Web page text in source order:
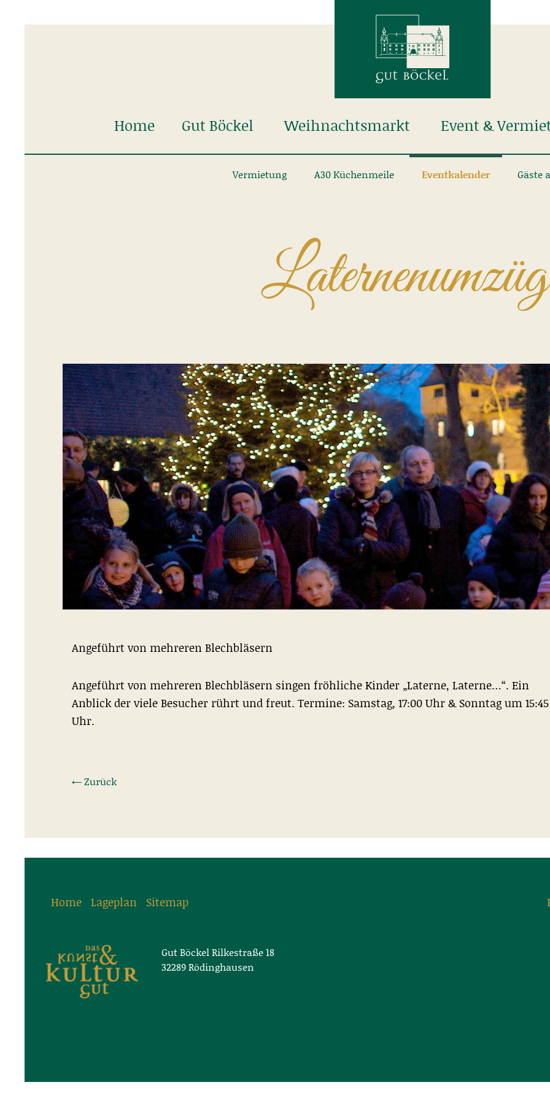
Home Gut Böckel Weihnachtsmarkt Event &
Vermietung A30 Küchenmeile Eventkalender Gäste
Angeführt von mehreren Blechbläsern
Angeführt von mehreren Blechbläsern singen fröhliche Kinder „Laterne, Laterne…“. Ein
Anblick der viele Besucher rührt und freut. Termine: Samstag, 17:00 Uhr & Sonntag um 15:45
Uhr.
← Zurück
Home Lageplan Sitemap
Gut Böckel Rilkestraße 18
32289 Rödinghausen